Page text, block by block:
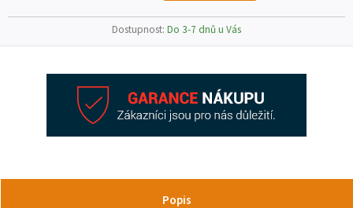
Dostupnost: Do 3-7 dnů u Vás
Popis